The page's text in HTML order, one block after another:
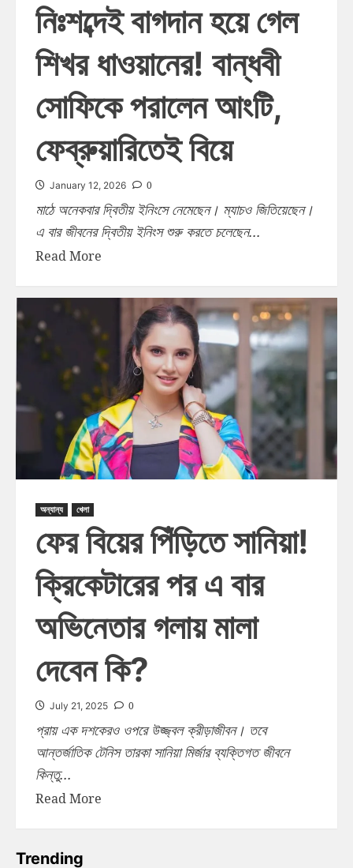
নিঃশব্দেই বাগদান হয়ে গেল
শিখর ধাওয়ানের! বান্ধবী
সোফিকে পরালেন আংটি,
ফেব্রুয়ারিতেই বিয়ে
January 12, 2026 0
মাঠে অনেকবার দ্বিতীয় ইনিংসে নেমেছেন। ম্যাচও জিতিয়েছেন।
এ বার জীবনের দ্বিতীয় ইনিংস শুরু করতে চলেছেন...
Read More
অন্যান্য খেলা
ফের বিয়ের পিঁড়িতে সানিয়া!
ক্রিকেটারের পর এ বার
অভিনেতার গলায় মালা
দেবেন কি?
July 21, 2025 0
প্রায় এক দশকেরও ওপরে উজ্জ্বল ক্রীড়াজীবন। তবে
আন্তর্জাতিক টেনিস তারকা সানিয়া মির্জার ব্যক্তিগত জীবনে
কিন্তু...
Read More
Trending